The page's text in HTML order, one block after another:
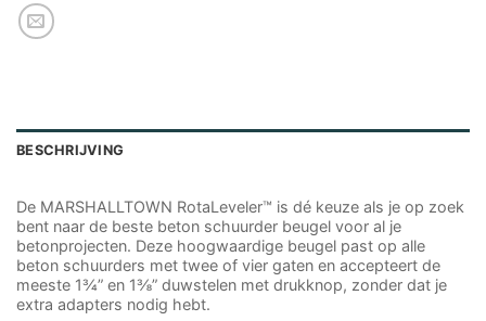
BESCHRIJVING
De MARSHALLTOWN RotaLeveler™ is dé keuze als je op zoek
bent naar de beste beton schuurder beugel voor al je
betonprojecten. Deze hoogwaardige beugel past op alle
beton schuurders met twee of vier gaten en accepteert de
meeste 1¾” en 1⅜” duwstelen met drukknop, zonder dat je
extra adapters nodig hebt.